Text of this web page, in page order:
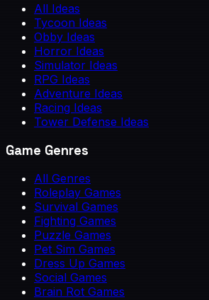
All Ideas
Tycoon Ideas
Obby Ideas
Horror Ideas
Simulator Ideas
RPG Ideas
Adventure Ideas
Racing Ideas
Tower Defense Ideas
Game Genres
All Genres
Roleplay Games
Survival Games
Fighting Games
Puzzle Games
Pet Sim Games
Dress Up Games
Social Games
Brain Rot Games